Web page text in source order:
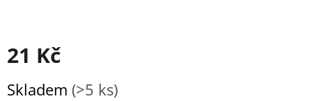
21 Kč
cena:
Skladem (>5 ks)